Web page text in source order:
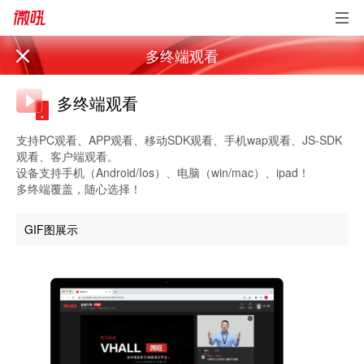
多终端观看
多终端观看
支持PC观看、APP观看、移动SDK观看、手机wap观看、JS-SDK
观看、客户端观看。
设备支持手机（Android/Ios）、电脑（win/mac）、ipad！
多终端覆盖，随心选择！
GIF图展示